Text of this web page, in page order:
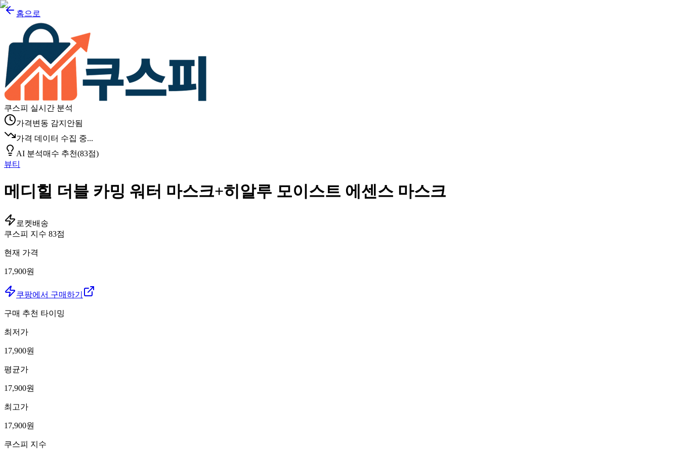
홈으로
쿠스피 실시간 분석
가격변동 감지안됨
가격 데이터 수집 중...
AI 분석매수 추천(83점)
뷰티
메디힐 더블 카밍 워터 마스크+히알루 모이스트 에센스 마스크
로켓배송
쿠스피 지수 83점
현재 가격
17,900원
쿠팡에서 구매하기
구매 추천 타이밍
최저가
17,900원
평균가
17,900원
최고가
17,900원
쿠스피 지수